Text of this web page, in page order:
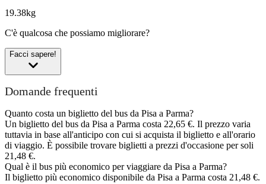
19.38kg
C'è qualcosa che possiamo migliorare?
Facci sapere!
Domande frequenti
Quanto costa un biglietto del bus da Pisa a Parma?
Un biglietto del bus da Pisa a Parma costa 22,65 €. Il prezzo varia
tuttavia in base all'anticipo con cui si acquista il biglietto e all'orario
di viaggio. È possibile trovare biglietti a prezzi d'occasione per soli
21,48 €.
Qual è il bus più economico per viaggiare da Pisa a Parma?
Il biglietto più economico disponibile da Pisa a Parma costa 21,48 €.